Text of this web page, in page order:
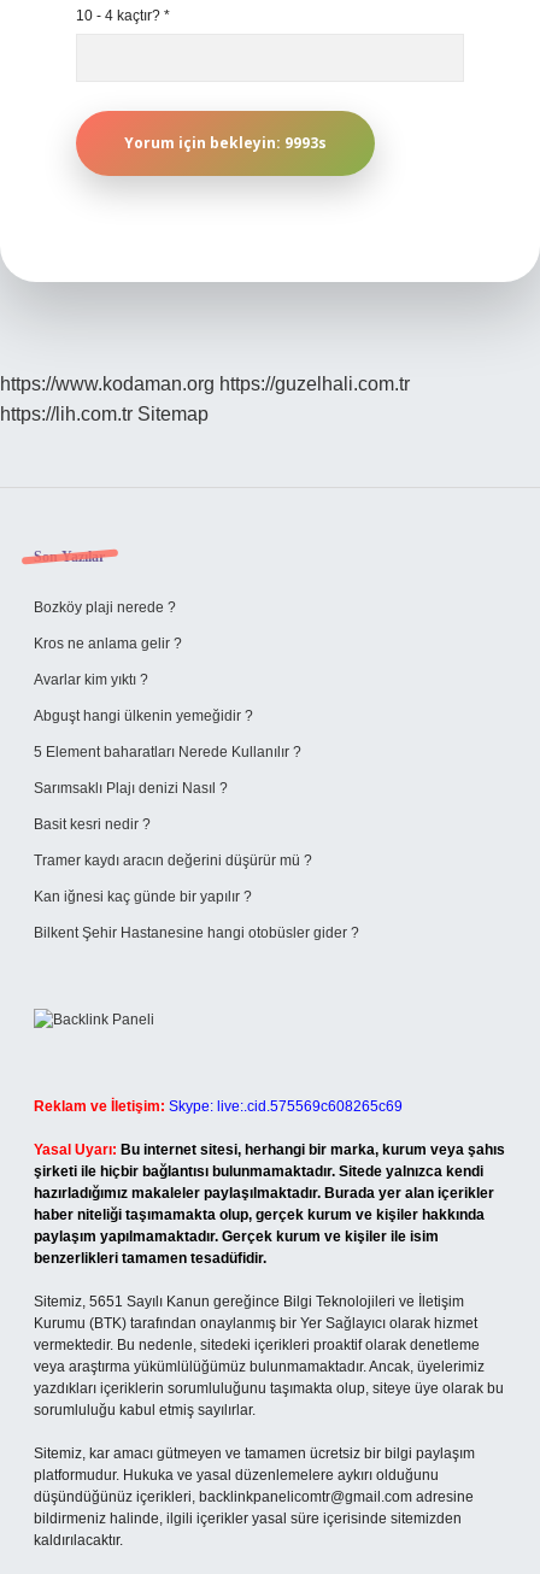
10 - 4 kaçtır? *
https://www.kodaman.org https://guzelhali.com.tr
https://lih.com.tr Sitemap
Sidebar
Son Yazılar
Bozköy plaji nerede ?
Kros ne anlama gelir ?
Avarlar kim yıktı ?
Abguşt hangi ülkenin yemeğidir ?
5 Element baharatları Nerede Kullanılır ?
Sarımsaklı Plajı denizi Nasıl ?
Basit kesri nedir ?
Tramer kaydı aracın değerini düşürür mü ?
Kan iğnesi kaç günde bir yapılır ?
Bilkent Şehir Hastanesine hangi otobüsler gider ?
Reklam ve İletişim: Skype: live:.cid.575569c608265c69
Yasal Uyarı: Bu internet sitesi, herhangi bir marka, kurum veya şahıs
şirketi ile hiçbir bağlantısı bulunmamaktadır. Sitede yalnızca kendi
hazırladığımız makaleler paylaşılmaktadır. Burada yer alan içerikler
haber niteliği taşımamakta olup, gerçek kurum ve kişiler hakkında
paylaşım yapılmamaktadır. Gerçek kurum ve kişiler ile isim
benzerlikleri tamamen tesadüfidir.
Sitemiz, 5651 Sayılı Kanun gereğince Bilgi Teknolojileri ve İletişim
Kurumu (BTK) tarafından onaylanmış bir Yer Sağlayıcı olarak hizmet
vermektedir. Bu nedenle, sitedeki içerikleri proaktif olarak denetleme
veya araştırma yükümlülüğümüz bulunmamaktadır. Ancak, üyelerimiz
yazdıkları içeriklerin sorumluluğunu taşımakta olup, siteye üye olarak bu
sorumluluğu kabul etmiş sayılırlar.
Sitemiz, kar amacı gütmeyen ve tamamen ücretsiz bir bilgi paylaşım
platformudur. Hukuka ve yasal düzenlemelere aykırı olduğunu
düşündüğünüz içerikleri, backlinkpanelicomtr@gmail.com adresine
bildirmeniz halinde, ilgili içerikler yasal süre içerisinde sitemizden
kaldırılacaktır.